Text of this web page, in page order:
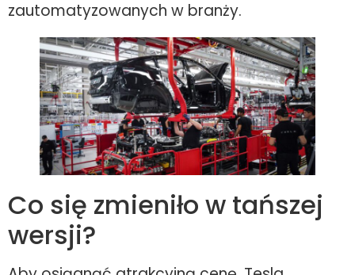
zautomatyzowanych w branży.
Co się zmieniło w tańszej
wersji?